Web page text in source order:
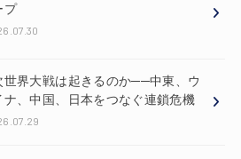
プ
世界大戦は起きるのか──中東、ウ
ナ、中国、日本をつなぐ連鎖危機